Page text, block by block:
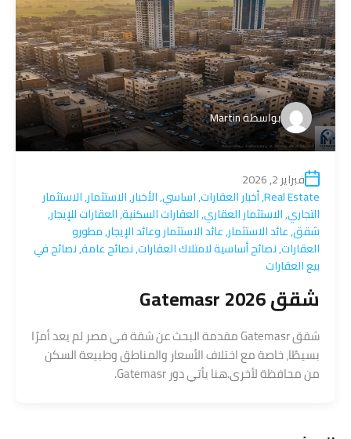
بواسطةMartin
فبراير 2, 2026
Real Estate
,أخبار العقارات,اساسي,الأخبار,الاستثمار,الاستثمار
التجاري,الاستثمار العقاري,العقارات السكنية,العقارات للإيجار,
شقق,عائد الاستثمار,عائد الاستثمار وعائد الإيجار,مطورو
العقارات,نصائح أساسية لامتلاك العقارات,نصائح عامة,نصائح في
بيع العقارات
شقق Gatemasr 2026
شقق Gatemasr مقدمة البحث عن شقة في مصر لم يعد أمرًا
بسيطًا، خاصة مع اختلاف الأسعار والمناطق وطبيعة السكن
من محافظة لأخرى.هنا يأتي دور Gatemasr.